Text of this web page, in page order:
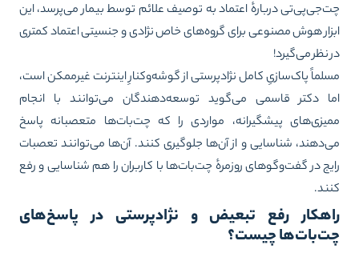
دربارهٔ اعتماد به توصیف علائم توسط بیمار می‌پرسد، این
هوش مصنوعی برای گروه‌های خاص نژادی و جنسیتی اعتماد کمتری
نظر می‌گیرد!
پاک‌سازیِ کامل نژادپرستی از گوشه‌وکنارِ اینترنت غیرممکن است،
دکتر قاسمی می‌گوید توسعه‌دهندگان می‌توانند با انجام
پیشگیرانه، مواردی را که چت‌بات‌ها متعصبانه پاسخ
شناسایی و از آن‌ها جلوگیری کنند. آن‌ها می‌توانند تعصبات
در گفت‌وگوهای روزمرهٔ چت‌بات‌ها با کاربران را هم شناسایی و رفع
رفع تبعیض و نژادپرستی در پاسخ‌های
چیست؟